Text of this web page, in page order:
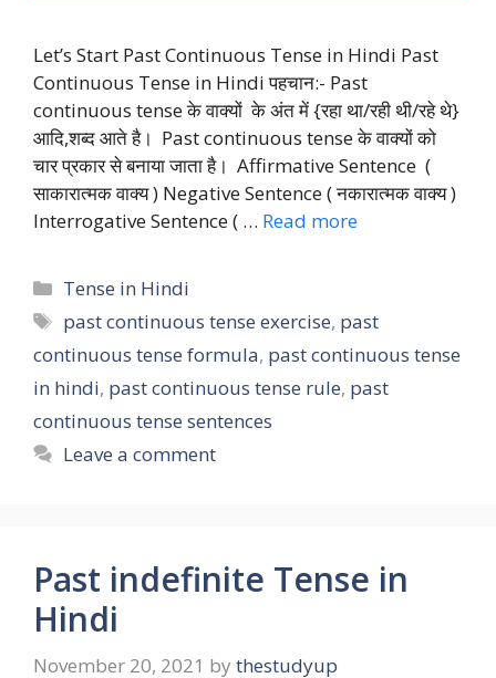
Let’s Start Past Continuous Tense in Hindi Past
Continuous Tense in Hindi पहचान:- Past
continuous tense के वाक्यों के अंत में {रहा था/रही थी/रहे थे}
आदि,शब्द आते है। Past continuous tense के वाक्यों को
चार प्रकार से बनाया जाता है। Affirmative Sentence (
साकारात्मक वाक्य ) Negative Sentence ( नकारात्मक वाक्य )
Interrogative Sentence ( … Read more
Categories
Tense in Hindi
Tags
past continuous tense exercise, past
continuous tense formula, past continuous tense
in hindi, past continuous tense rule, past
continuous tense sentences
Leave a comment
Past indefinite Tense in
Hindi
November 20, 2021 by thestudyup